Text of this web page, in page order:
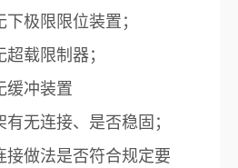
极限限位装置；
载限制器；
缓冲装置
无连接、是否稳固；
做法是否符合规定要